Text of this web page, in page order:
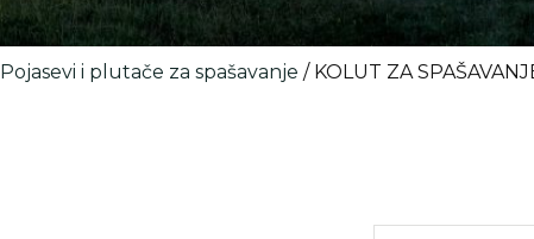
Pojasevi i plutače za spašavanje / KOLUT ZA